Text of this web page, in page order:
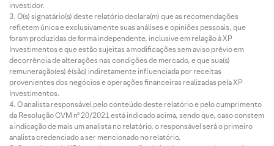
investidor.
O(s) signatário(s) deste relatório declara(m) que as recomendações
refletem única e exclusivamente suas análises e opiniões pessoais, que
foram produzidas de forma independente, inclusive em relação à XP
Investimentos e que estão sujeitas a modificações sem aviso prévio em
decorrência de alterações nas condições de mercado, e que sua(s)
remuneração(es) é(são) indiretamente influenciada por receitas
provenientes dos negócios e operações financeiras realizadas pela XP
Investimentos.
O analista responsável pelo conteúdo deste relatório e pelo cumprimento
da Resolução CVM nº 20/2021 está indicado acima, sendo que, caso constem
a indicação de mais um analista no relatório, o responsável será o primeiro
analista credenciado a ser mencionado no relatório.